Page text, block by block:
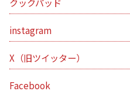
クックパッド
instagram
X（旧ツイッター）
Facebook